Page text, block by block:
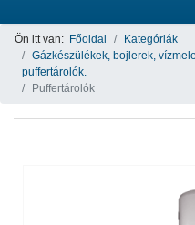
Ön itt van: Főoldal
Kategóriák
Gázkészülékek, bojlerek,
puffertárolók.
Puffertárolók